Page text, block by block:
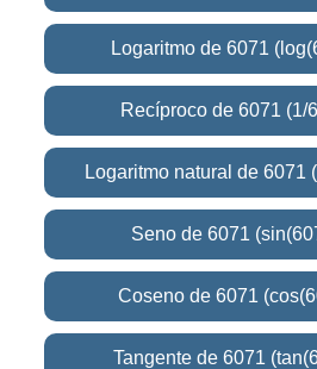
Logaritmo de 6071
Recíproco de 6071 (1/
Logaritmo natural de 6071
Seno de 6071
Coseno de 6071
Tangente de 6071